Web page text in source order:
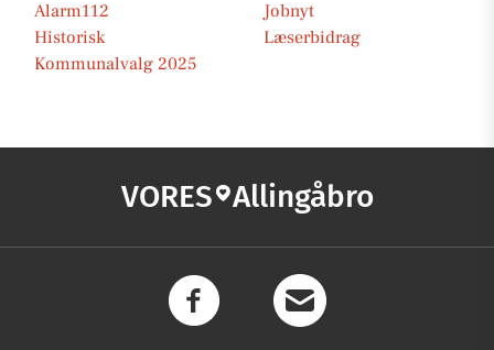
Alarm112
Jobnyt
Historisk
Læserbidrag
Kommunalvalg 2025
VORES Allingåbro